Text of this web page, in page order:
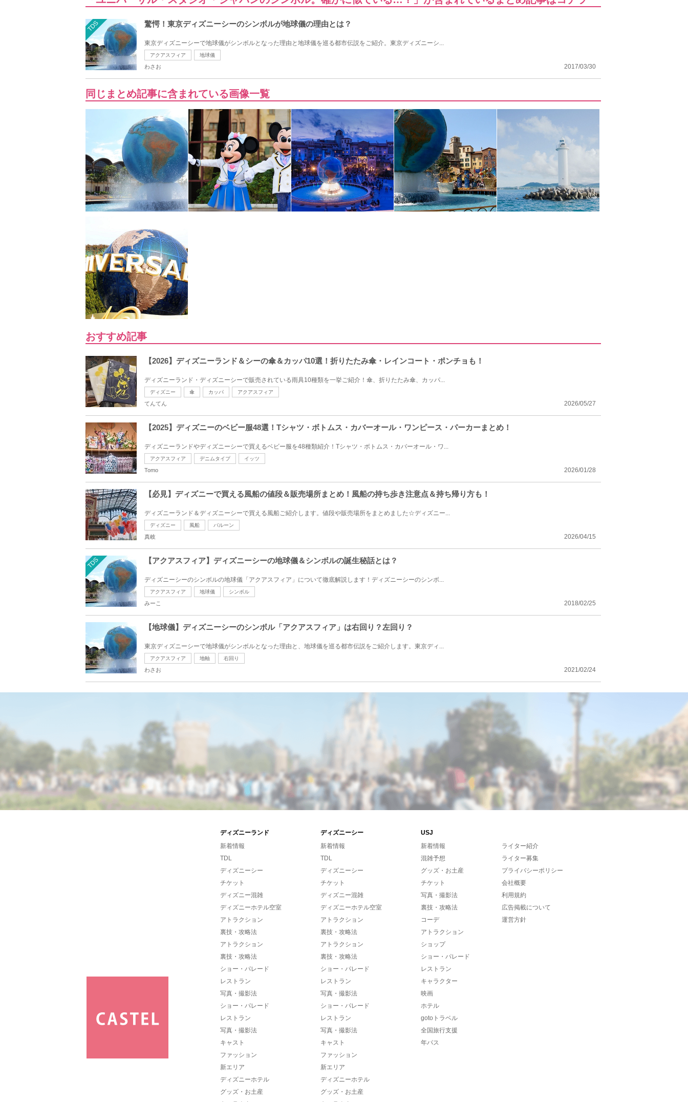
TDS 驚愕！東京ディズニーシーのシンボルが地球儀の理由とは？
東京ディズニーシーで地球儀がシンボルとなった理由と地球儀を巡る都市伝説をご紹介。東京ディズニーシ...
アクアスフィア 地球儀
2017/03/30
わさお
同じまとめ記事に含まれている画像一覧
おすすめ記事
【2026】ディズニーランド＆シーの傘＆カッパ10選！折りたたみ傘・レインコート・ポンチョも！
ディズニーランド・ディズニーシーで販売されている雨具10種類を一挙ご紹介！傘、折りたたみ傘、カッパ...
ディズニー 傘 カッパ アクアスフィア
2026/05/27
てんてん
【2025】ディズニーのベビー服48選！Tシャツ・ボトムス・カバーオール・ワンピース・パーカーまとめ！
ディズニーランドやディズニーシーで買えるベビー服を48種類紹介！Tシャツ・ボトムス・カバーオール・ワ...
アクアスフィア デニムタイプ イッツ
2026/01/28
Tomo
【必見】ディズニーで買える風船の値段＆販売場所まとめ！風船の持ち歩き注意点＆持ち帰り方も！
ディズニーランド＆ディズニーシーで買える風船ご紹介します。値段や販売場所をまとめました☆ディズニー...
ディズニー 風船 バルーン
2026/04/15
真岐
TDS 【アクアスフィア】ディズニーシーの地球儀＆シンボルの誕生秘話とは？
ディズニーシーのシンボルの地球儀「アクアスフィア」について徹底解説します！ディズニーシーのシンボ...
アクアスフィア 地球儀 シンボル
2018/02/25
みーこ
【地球儀】ディズニーシーのシンボル「アクアスフィア」は右回り？左回り？
東京ディズニーシーで地球儀がシンボルとなった理由と、地球儀を巡る都市伝説をご紹介します。東京ディ...
アクアスフィア 地軸 右回り
2021/02/24
わさお
ディズニーランド ディズニーシー
USJ
新着情報
TDL
ディズニーシー
チケット
ディズニー混雑
ディズニーホテル空室
アトラクション
裏技・攻略法
アトラクション
裏技・攻略法
ショー・パレード
レストラン
写真・撮影法
ショー・パレード
レストラン
写真・撮影法
キャスト
ファッション
新エリア
ディズニーホテル
グッズ・お土産
新着情報
TDL
ディズニーシー
チケット
ディズニー混雑
ディズニーホテル空室
アトラクション
裏技・攻略法
アトラクション
裏技・攻略法
ショー・パレード
レストラン
写真・撮影法
ショー・パレード
レストラン
写真・撮影法
キャスト
ファッション
新エリア
ディズニーホテル
グッズ・お土産
新着情報
混雑予想
グッズ・お土産
チケット
写真・撮影法
裏技・攻略法
コーデ
アトラクション
ショップ
ショー・パレード
レストラン
キャラクター
映画
ホテル
gotoトラベル
全国旅行支援
年パス
ライター紹介
ライター募集
プライバシーポリシー
会社概要
利用規約
広告掲載について
運営方針